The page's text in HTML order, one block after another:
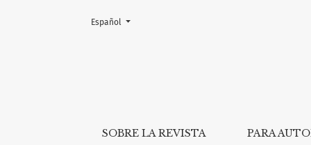
Cesión de
SOBRE LA REVISTA PARA
Cambiar el idioma. El actual es:
Español